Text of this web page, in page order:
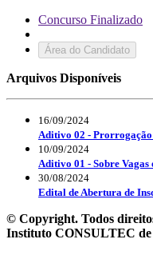
Concurso Finalizado
Área do Candidato
Arquivos Disponíveis
16/09/2024
Aditivo 02 - Prorrogação
10/09/2024
Aditivo 01 - Sobre
30/08/2024
Edital de Abertura de
© Copyright. Todos
Instituto CONSULTEC de